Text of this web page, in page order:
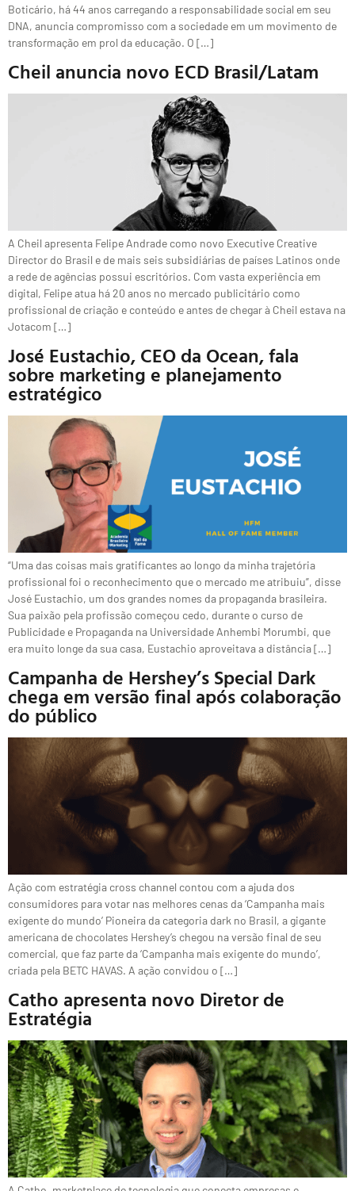
Boticário, há 44 anos carregando a responsabilidade social em seu
DNA, anuncia compromisso com a sociedade em um movimento de
transformação em prol da educação. O […]
Cheil anuncia novo ECD Brasil/Latam
A Cheil apresenta Felipe Andrade como novo Executive Creative
Director do Brasil e de mais seis subsidiárias de países Latinos onde
a rede de agências possui escritórios. Com vasta experiência em
digital, Felipe atua há 20 anos no mercado publicitário como
profissional de criação e conteúdo e antes de chegar à Cheil estava na
Jotacom […]
José Eustachio, CEO da Ocean, fala
sobre marketing e planejamento
estratégico
“Uma das coisas mais gratificantes ao longo da minha trajetória
profissional foi o reconhecimento que o mercado me atribuiu”, disse
José Eustachio, um dos grandes nomes da propaganda brasileira.
Sua paixão pela profissão começou cedo, durante o curso de
Publicidade e Propaganda na Universidade Anhembi Morumbi, que
era muito longe da sua casa, Eustachio aproveitava a distância […]
Campanha de Hershey’s Special Dark
chega em versão final após colaboração
do público
Ação com estratégia cross channel contou com a ajuda dos
consumidores para votar nas melhores cenas da ‘Campanha mais
exigente do mundo’ Pioneira da categoria dark no Brasil, a gigante
americana de chocolates Hershey’s chegou na versão final de seu
comercial, que faz parte da ‘Campanha mais exigente do mundo’,
criada pela BETC HAVAS. A ação convidou o […]
Catho apresenta novo Diretor de
Estratégia